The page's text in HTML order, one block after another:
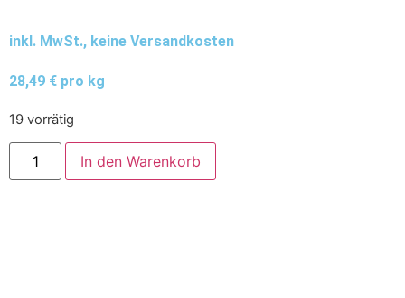
inkl. MwSt., keine Versandkosten
28,49 € pro kg
19 vorrätig
In den Warenkorb